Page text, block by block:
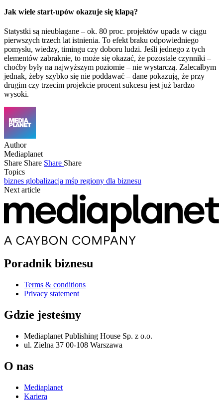
Jak wiele start-upów okazuje się klapą?
Statystki są nieubłagane – ok. 80 proc. projektów upada w ciągu
pierwszych trzech lat istnienia. To efekt braku odpowiedniego
pomysłu, wiedzy, timingu czy doboru ludzi. Jeśli jednego z tych
elementów zabraknie, to może się okazać, że pozostałe czynniki –
choćby były na najwyższym poziomie – nie wystarczą. Zalecałbym
jednak, żeby szybko się nie poddawać – dane pokazują, że przy
drugim czy trzecim projekcie procent sukcesu jest już bardzo
wysoki.
Author
Mediaplanet
Share Share Share Share
Topics
biznes globalizacja mśp regiony dla biznesu
Next article
Poradnik biznesu
Terms & conditions
Privacy statement
Gdzie jesteśmy
Mediaplanet Publishing House Sp. z o.o.
ul. Zielna 37 00-108 Warszawa
O nas
Mediaplanet
Kariera